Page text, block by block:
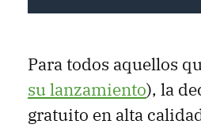
Para todos aquellos
su lanzamiento), la
gratuito en alta